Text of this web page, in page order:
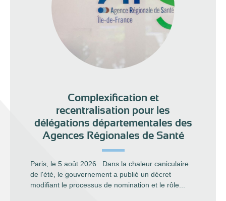
Complexification et
recentralisation pour les
délégations départementales des
Agences Régionales de Santé
Paris, le 5 août 2026 Dans la chaleur caniculaire
de l'été, le gouvernement a publié un décret
modifiant le processus de nomination et le rôle...